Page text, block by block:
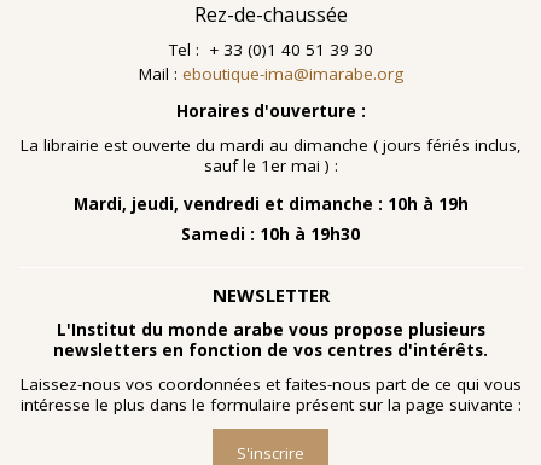
Rez-de-chaussée
Tel : + 33 (0)1 40 51 39 30
Mail : eboutique-ima@imarabe.org
Horaires d'ouverture :
La librairie est ouverte du mardi au dimanche ( jours fériés inclus,
sauf le 1er mai ) :
Mardi, jeudi, vendredi et dimanche : 10h à 19h
Samedi : 10h à 19h30
NEWSLETTER
L'Institut du monde arabe vous propose plusieurs
newsletters en fonction de vos centres d'intérêts.
Laissez-nous vos coordonnées et faites-nous part de ce qui vous
intéresse le plus dans le formulaire présent sur la page suivante :
S'inscrire